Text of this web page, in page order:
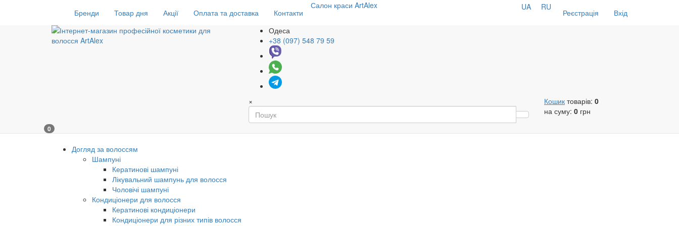
Бренди Товар дня Акції Оплата та доставка Контакти
Салон краси ArtAlex
Реєстрація Вхід
UA RU
Одеса
+38 (097) 548 79 59
× Кошик товарів: 0
на суму: 0 грн
0
Догляд за волоссям
Шампуні
Кератинові шампуні
Лікувальний шампунь для волосся
Чоловічі шампуні
Кондиціонери для волосся
Кератинові кондиціонери
Кондиціонери для різних типів волосся